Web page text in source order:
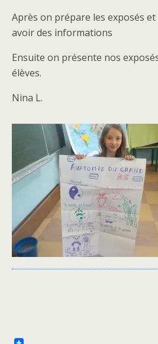
Après on prépare les exposés
avoir des informations
Ensuite on présente nos
élèves.
Nina L.